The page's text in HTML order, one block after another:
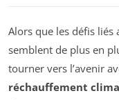
Alors que les défis liés
semblent de plus en
tourner vers l’avenir
réchauffement